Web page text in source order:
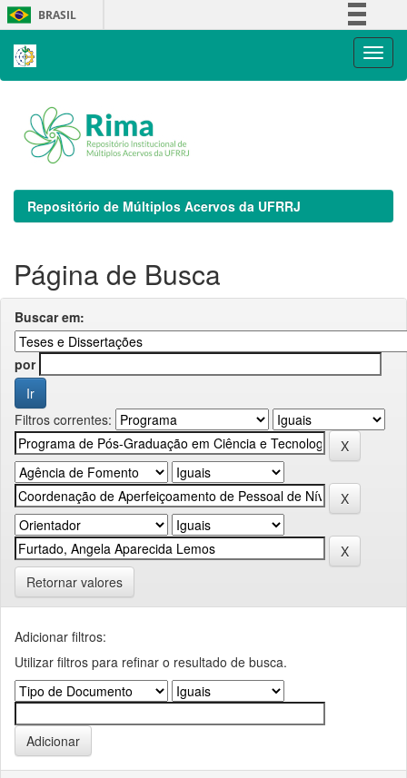
Skip
navigation
BRASIL
Repositório de Múltiplos Acervos da UFRRJ
Página de Busca
Buscar em:
por
Filtros correntes:
Retornar valores
Adicionar filtros:
Utilizar filtros para refinar o resultado de busca.